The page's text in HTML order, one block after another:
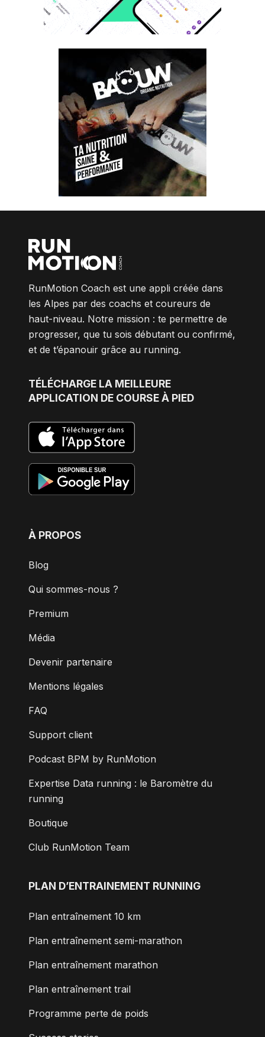
RunMotion Coach est une appli créée dans
les Alpes par des coachs et coureurs de
haut-niveau. Notre mission : te permettre de
progresser, que tu sois débutant ou confirmé,
et de t’épanouir grâce au running.
TÉLÉCHARGE LA MEILLEURE
APPLICATION DE COURSE À PIED
À PROPOS
Blog
Qui sommes-nous ?
Premium
Média
Devenir partenaire
Mentions légales
FAQ
Support client
Podcast BPM by RunMotion
Expertise Data running : le Baromètre du
running
Boutique
Club RunMotion Team
PLAN D’ENTRAINEMENT RUNNING
Plan entraînement 10 km
Plan entraînement semi-marathon
Plan entraînement marathon
Plan entraînement trail
Programme perte de poids